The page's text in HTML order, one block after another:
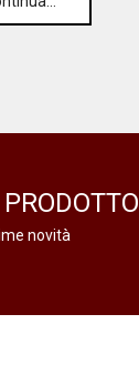
novità